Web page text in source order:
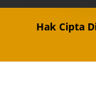
Hak Cipta